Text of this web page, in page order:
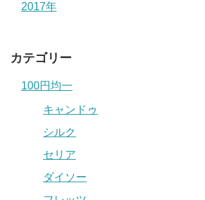
2017年
カテゴリー
100円均一
キャンドゥ
シルク
セリア
ダイソー